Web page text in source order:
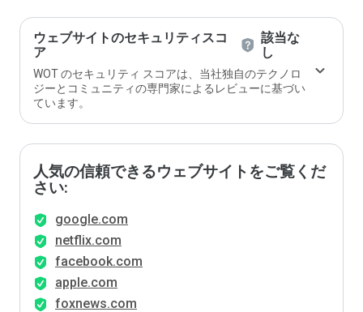
ウェブサイトのセキュリティスコ
ア
該当な
し
WOT のセキュリティ スコアは、当社独自のテクノロ
ジーとコミュニティの専門家によるレビューに基づい
ています。
人気の信頼できるウェブサイトをご覧くだ
さい:
google.com
netflix.com
facebook.com
apple.com
foxnews.com
価し
ます
か？